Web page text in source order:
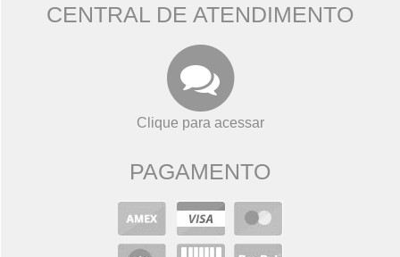
CENTRAL DE ATENDIMENTO
Clique para acessar
PAGAMENTO